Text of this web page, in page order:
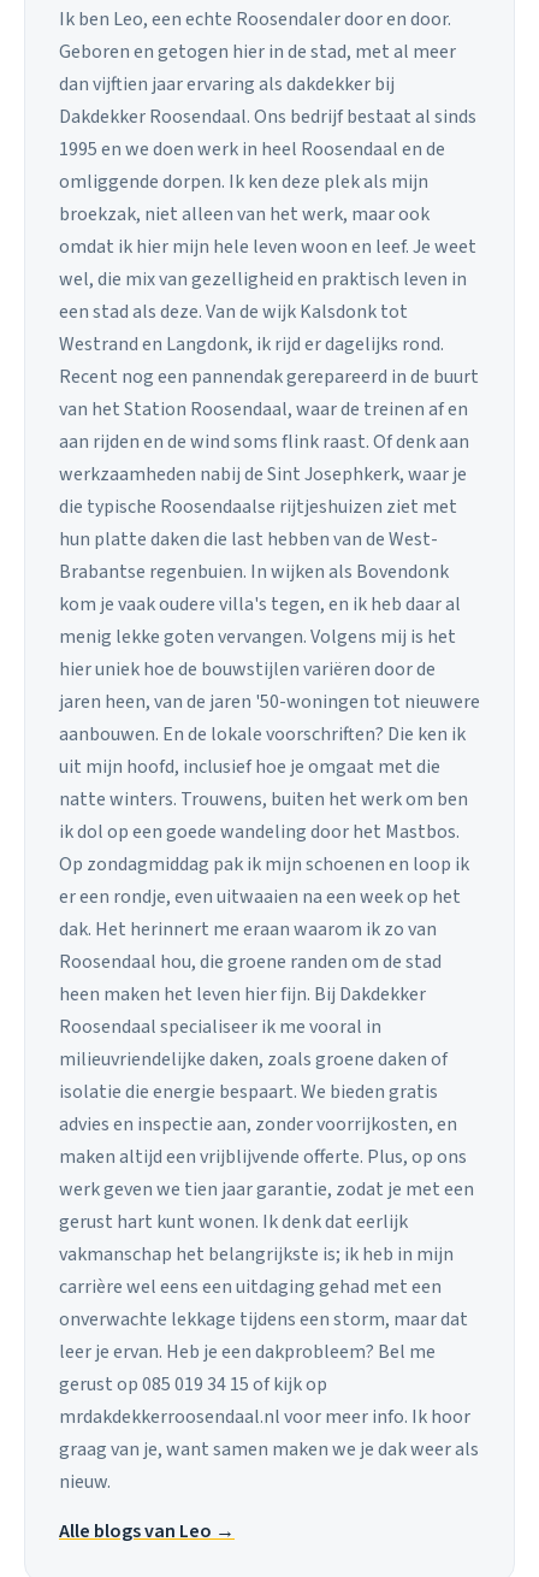
Ik ben Leo, een echte Roosendaler door en door.
Geboren en getogen hier in de stad, met al meer
dan vijftien jaar ervaring als dakdekker bij
Dakdekker Roosendaal. Ons bedrijf bestaat al sinds
1995 en we doen werk in heel Roosendaal en de
omliggende dorpen. Ik ken deze plek als mijn
broekzak, niet alleen van het werk, maar ook
omdat ik hier mijn hele leven woon en leef. Je weet
wel, die mix van gezelligheid en praktisch leven in
een stad als deze. Van de wijk Kalsdonk tot
Westrand en Langdonk, ik rijd er dagelijks rond.
Recent nog een pannendak gerepareerd in de buurt
van het Station Roosendaal, waar de treinen af en
aan rijden en de wind soms flink raast. Of denk aan
werkzaamheden nabij de Sint Josephkerk, waar je
die typische Roosendaalse rijtjeshuizen ziet met
hun platte daken die last hebben van de West-
Brabantse regenbuien. In wijken als Bovendonk
kom je vaak oudere villa's tegen, en ik heb daar al
menig lekke goten vervangen. Volgens mij is het
hier uniek hoe de bouwstijlen variëren door de
jaren heen, van de jaren '50-woningen tot nieuwere
aanbouwen. En de lokale voorschriften? Die ken ik
uit mijn hoofd, inclusief hoe je omgaat met die
natte winters. Trouwens, buiten het werk om ben
ik dol op een goede wandeling door het Mastbos.
Op zondagmiddag pak ik mijn schoenen en loop ik
er een rondje, even uitwaaien na een week op het
dak. Het herinnert me eraan waarom ik zo van
Roosendaal hou, die groene randen om de stad
heen maken het leven hier fijn. Bij Dakdekker
Roosendaal specialiseer ik me vooral in
milieuvriendelijke daken, zoals groene daken of
isolatie die energie bespaart. We bieden gratis
advies en inspectie aan, zonder voorrijkosten, en
maken altijd een vrijblijvende offerte. Plus, op ons
werk geven we tien jaar garantie, zodat je met een
gerust hart kunt wonen. Ik denk dat eerlijk
vakmanschap het belangrijkste is; ik heb in mijn
carrière wel eens een uitdaging gehad met een
onverwachte lekkage tijdens een storm, maar dat
leer je ervan. Heb je een dakprobleem? Bel me
gerust op 085 019 34 15 of kijk op
mrdakdekkerroosendaal.nl voor meer info. Ik hoor
graag van je, want samen maken we je dak weer als
nieuw.
Alle blogs van Leo →